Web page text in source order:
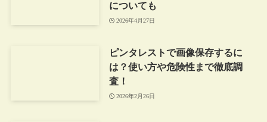
についても
2026年4月27日
ピンタレストで画像保存するに
は？使い方や危険性まで徹底調
査！
2026年2月26日